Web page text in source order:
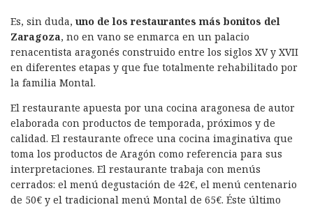
Es, sin duda, uno de los restaurantes más bonitos del
Zaragoza, no en vano se enmarca en un palacio
renacentista aragonés construido entre los siglos XV y XVII
en diferentes etapas y que fue totalmente rehabilitado por
la familia Montal.
El restaurante apuesta por una cocina aragonesa de autor
elaborada con productos de temporada, próximos y de
calidad. El restaurante ofrece una cocina imaginativa que
toma los productos de Aragón como referencia para sus
interpretaciones. El restaurante trabaja con menús
cerrados: el menú degustación de 42€, el menú centenario
de 50€ y el tradicional menú Montal de 65€. Éste último